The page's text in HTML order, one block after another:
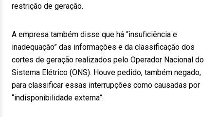
restrição de geração.
A empresa também disse que há “insuficiência e
inadequação” das informações e da classificação dos
cortes de geração realizados pelo Operador Nacional do
Sistema Elétrico (ONS). Houve pedido, também negado,
para classificar essas interrupções como causadas por
“indisponibilidade externa”.